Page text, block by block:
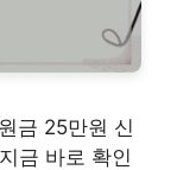
금 25만원 신
금 바로 확인